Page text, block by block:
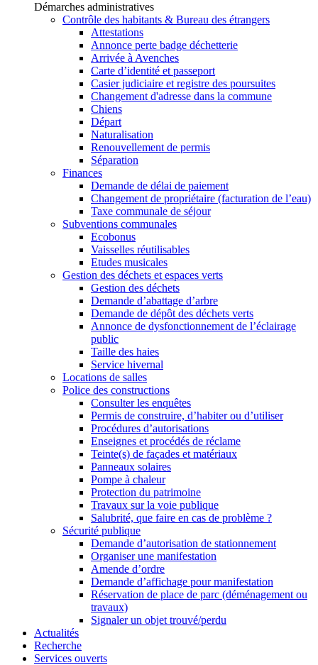
Démarches administratives
Contrôle des habitants & Bureau des étrangers
Attestations
Annonce perte badge déchetterie
Arrivée à Avenches
Carte d’identité et passeport
Casier judiciaire et registre des poursuites
Changement d'adresse dans la commune
Chiens
Départ
Naturalisation
Renouvellement de permis
Séparation
Finances
Demande de délai de paiement
Changement de propriétaire (facturation de l’eau)
Taxe communale de séjour
Subventions communales
Ecobonus
Vaisselles réutilisables
Etudes musicales
Gestion des déchets et espaces verts
Gestion des déchets
Demande d’abattage d’arbre
Demande de dépôt des déchets verts
Annonce de dysfonctionnement de l’éclairage
public
Taille des haies
Service hivernal
Locations de salles
Police des constructions
Consulter les enquêtes
Permis de construire, d’habiter ou d’utiliser
Procédures d’autorisations
Enseignes et procédés de réclame
Teinte(s) de façades et matériaux
Panneaux solaires
Pompe à chaleur
Protection du patrimoine
Travaux sur la voie publique
Salubrité, que faire en cas de problème ?
Sécurité publique
Demande d’autorisation de stationnement
Organiser une manifestation
Amende d’ordre
Demande d’affichage pour manifestation
Réservation de place de parc (déménagement ou
travaux)
Signaler un objet trouvé/perdu
Actualités
Recherche
Services ouverts